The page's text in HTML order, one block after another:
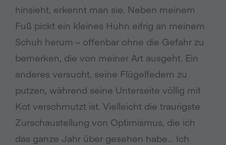
hinsieht, erkennt man sie. Neben meinem
Fuß pickt ein kleines Huhn eifrig an meinem
Schuh herum – offenbar ohne die Gefahr zu
bemerken, die von meiner Art ausgeht. Ein
anderes versucht, seine Flügelfedern zu
putzen, während seine Unterseite völlig mit
Kot verschmutzt ist. Vielleicht die traurigste
Zurschaustellung von Optimismus, die ich
das ganze Jahr über gesehen habe… Ich